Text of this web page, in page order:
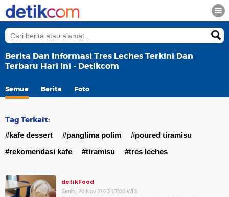
Berita Dan Informasi Tres Leches Terkini Dan
Terbaru Hari Ini - Detikcom
Semua Berita Foto
Tag Terkait:
#kafe dessert #panglima polim
#poured tiramisu
#rekomendasi kafe
#tiramisu #tres leches
detikFood
Senin, 20 Nov 2023 17:00 WIB